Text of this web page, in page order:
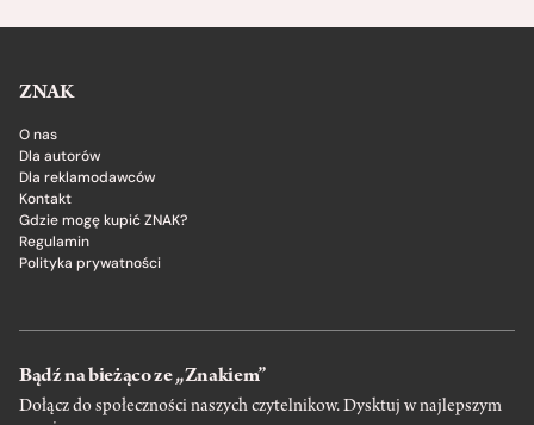
ZNAK
O nas
Dla autorów
Dla reklamodawców
Kontakt
Gdzie mogę kupić ZNAK?
Regulamin
Polityka prywatności
Bądź na bieżąco ze „Znakiem”
Dołącz do społeczności naszych czytelnikow. Dysktuj w najlepszym